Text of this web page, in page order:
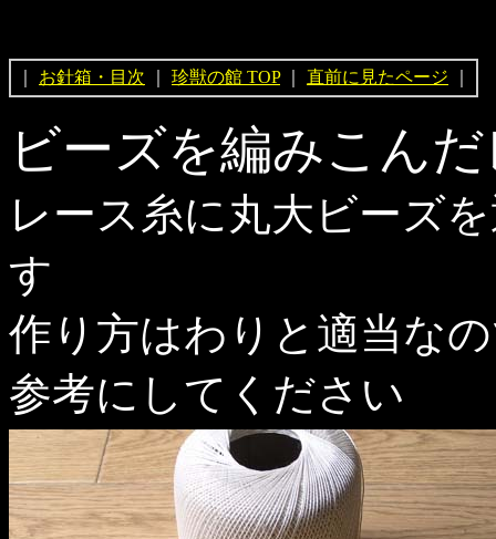
お針箱・目次 珍獣の館 TOP｜ 直前に見たページ
ビーズを編みこん
レース糸に丸大ビーズ
す
作り方はわりと適当な
参考にしてください